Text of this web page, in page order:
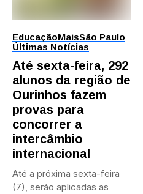
EducaçãoMaisSão Paulo
Últimas Notícias
Até sexta-feira, 292
alunos da região de
Ourinhos fazem
provas para
concorrer a
intercâmbio
internacional
Até a próxima sexta-feira
(7), serão aplicadas as